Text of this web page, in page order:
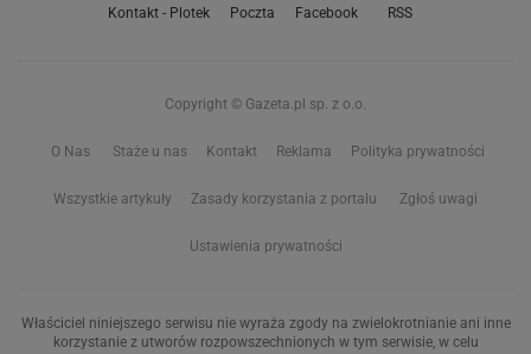
Kontakt - Plotek Poczta Facebook RSS
Copyright © Gazeta.pl sp. z o.o.
O Nas Staże u nas Kontakt Reklama Polityka prywatności
Wszystkie artykuły Zasady korzystania z portalu Zgłoś uwagi
Ustawienia prywatności
Właściciel niniejszego serwisu nie wyraża zgody na zwielokrotnianie ani inne
korzystanie z utworów rozpowszechnionych w tym serwisie, w celu